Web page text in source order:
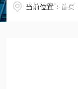
当前位置：首页